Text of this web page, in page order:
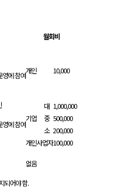
월회비
영에 참여개인 10,000
영에 참여
기업
대 1,000,000
중 500,000
소 200,000
개인사업자100,000
없음
되어야 함.